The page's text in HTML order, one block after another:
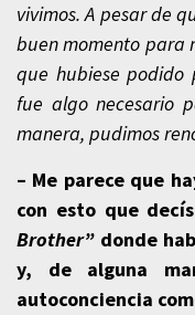
vivimos. A pesar de
buen momento para
que hubiese podido
fue algo necesario
manera, pudimos
– Me parece que
con esto que
Brother”donde
y, de alguna
autoconciencia